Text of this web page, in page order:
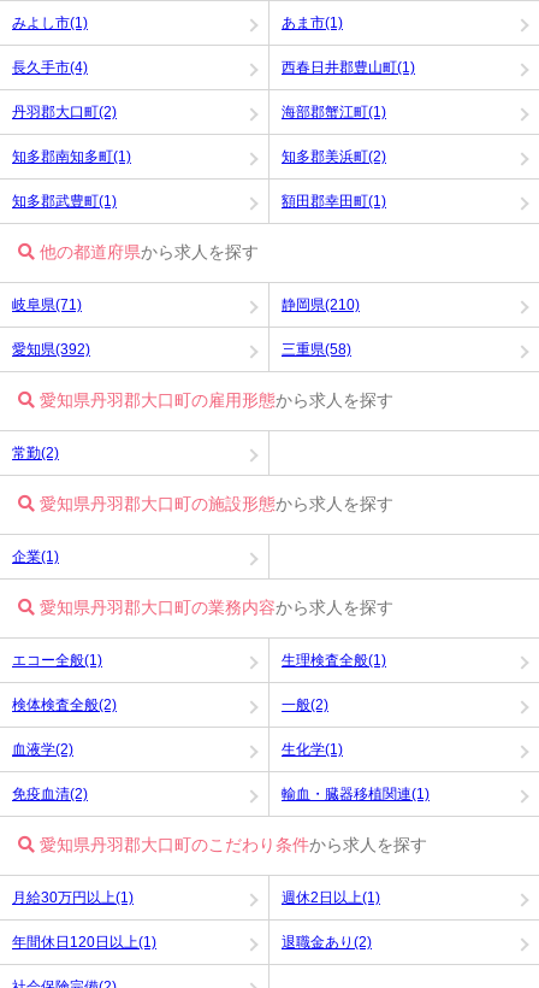
みよし市(1) あま市(1)
長久手市(4) 西春日井郡豊山町(1)
丹羽郡大口町(2) 海部郡蟹江町(1)
知多郡南知多町(1) 知多郡美浜町(2)
知多郡武豊町(1) 額田郡幸田町(1)
他の都道府県から求人を探す
岐阜県(71) 静岡県(210)
愛知県(392) 三重県(58)
愛知県丹羽郡大口町の雇用形態から求人を探す
常勤(2)
愛知県丹羽郡大口町の施設形態から求人を探す
企業(1)
愛知県丹羽郡大口町の業務内容から求人を探す
エコー全般(1) 生理検査全般(1)
検体検査全般(2) 一般(2)
血液学(2) 生化学(1)
免疫血清(2) 輸血・臓器移植関連(1)
愛知県丹羽郡大口町のこだわり条件から求人を探す
月給30万円以上(1) 週休2日以上(1)
年間休日120日以上(1) 退職金あり(2)